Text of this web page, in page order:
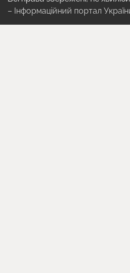
– Інформаційний портал